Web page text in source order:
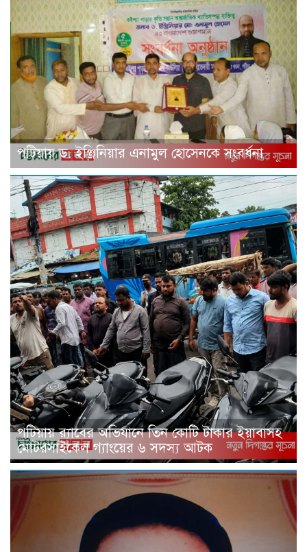
পটিয়ায় ড. ইঞ্জিনিয়ার এনামুল হোসেনকে সংবর্ধনা
পটিয়ায় র‍্যাবের অভিযানে তিন কোটি টাকার ইয়াবাসহ
মোটরসাইকেল গ্যাংয়ের ৬ সদস্য আটক